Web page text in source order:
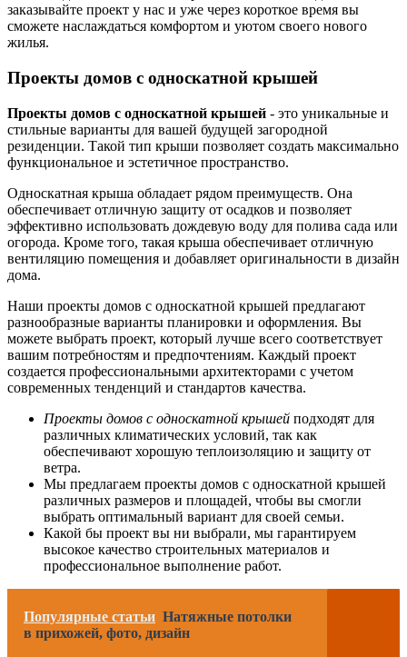
заказывайте проект у нас и уже через короткое время вы
сможете наслаждаться комфортом и уютом своего нового
жилья.
Проекты домов с односкатной крышей
Проекты домов с односкатной крышей - это уникальные и
стильные варианты для вашей будущей загородной
резиденции. Такой тип крыши позволяет создать максимально
функциональное и эстетичное пространство.
Односкатная крыша обладает рядом преимуществ. Она
обеспечивает отличную защиту от осадков и позволяет
эффективно использовать дождевую воду для полива сада или
огорода. Кроме того, такая крыша обеспечивает отличную
вентиляцию помещения и добавляет оригинальности в дизайн
дома.
Наши проекты домов с односкатной крышей предлагают
разнообразные варианты планировки и оформления. Вы
можете выбрать проект, который лучше всего соответствует
вашим потребностям и предпочтениям. Каждый проект
создается профессиональными архитекторами с учетом
современных тенденций и стандартов качества.
Проекты домов с односкатной крышей подходят для
различных климатических условий, так как
обеспечивают хорошую теплоизоляцию и защиту от
ветра.
Мы предлагаем проекты домов с односкатной крышей
различных размеров и площадей, чтобы вы смогли
выбрать оптимальный вариант для своей семьи.
Какой бы проект вы ни выбрали, мы гарантируем
высокое качество строительных материалов и
профессиональное выполнение работ.
Популярные статьи Натяжные потолки
в прихожей, фото, дизайн